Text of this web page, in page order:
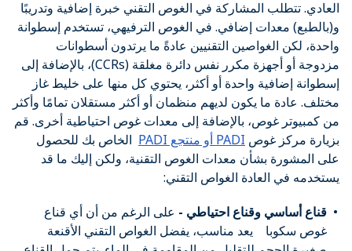
العادي. تتطلب المشاركة في الغوص التقني خبرة إضافية وتدريبًا
و(بالطبع) معدات إضافي. في الغوص الترفيهي، تستخدم إسطوانة
واحدة، لكن الغواصين التقنيين عادةً ما يرتدون أسطوانات
مزدوجة أو أجهزة مكرر نفس دائرة مغلقة (CCRs)، بالإضافة إلى
إسطوانة إضافية واحدة أو أكثر، يحتوي كل منها على خليط غاز
مختلف. عادة ما يكون لديهم منظمان أو أكثر مستقلان تمامًا وأكثر
من كمبيوتر غوص، بالإضافة إلى معدات غوص احتياطية أخرى. قم
بزيارة مركز غوص PADI أو منتجع PADI
الخاص بك للحصول
على المشورة بشأن معدات الغوص التقنية، ولكن إليك ما قد
يستخدمه في العادة الغواص التقني:
قناع أساسي وقناع احتياطي - على الرغم من أن أي قناع
غوص سكوبا
يعد مناسب، يفضل الغواص التقني الأقنعة